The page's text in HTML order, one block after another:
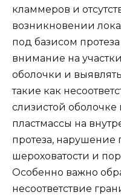
кламмеров и
возникновении
под базисом
внимание на
оболочки и
такие как
слизистой
пластмассы на
протеза, нарушение
шероховатости и
Особенно важно
несоответствие